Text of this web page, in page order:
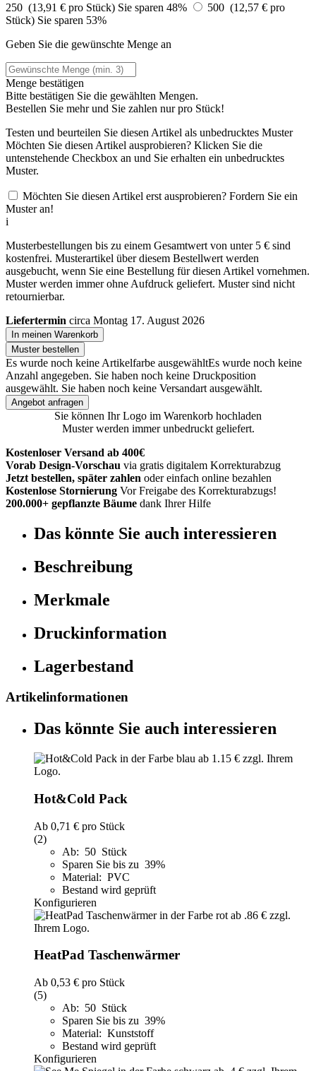
250 (13,91 € pro Stück) Sie sparen 48%
500 (12,57 € pro
Stück) Sie sparen 53%
Geben Sie die gewünschte Menge an
Menge bestätigen
Bitte bestätigen Sie die gewählten Mengen.
Bestellen Sie mehr und Sie zahlen nurpro Stück!
Testen und beurteilen Sie diesen Artikel als unbedrucktes Muster
Möchten Sie diesen Artikel ausprobieren? Klicken Sie die
untenstehende Checkbox an und Sie erhalten ein unbedrucktes
Muster.
Möchten Sie diesen Artikel erst ausprobieren? Fordern Sie ein
Muster an!
i
Musterbestellungen bis zu einem Gesamtwert von unter 5 € sind
kostenfrei. Musterartikel über diesem Bestellwert werden
ausgebucht, wenn Sie eine Bestellung für diesen Artikel vornehmen.
Muster werden immer ohne Aufdruck geliefert. Muster sind nicht
retournierbar.
Liefertermin circa Montag 17. August 2026
In meinen Warenkorb
Muster bestellen
Es wurde noch keine Artikelfarbe ausgewähltEs wurde noch keine
Anzahl angegeben. Sie haben noch keine Druckposition
ausgewählt. Sie haben noch keine Versandart ausgewählt.
Angebot anfragen
Sie können Ihr Logo im Warenkorb hochladen
Muster werden immer unbedruckt geliefert.
Kostenloser Versand ab 400€
Vorab Design-Vorschau via gratis digitalem Korrekturabzug
Jetzt bestellen, später zahlen oder einfach online bezahlen
Kostenlose Stornierung Vor Freigabe des Korrekturabzugs!
200.000+ gepflanzte Bäume dank Ihrer Hilfe
Das könnte Sie auch interessieren
Beschreibung
Merkmale
Druckinformation
Lagerbestand
Artikelinformationen
Das könnte Sie auch interessieren
Hot&Cold Pack
Ab 0,71 € pro Stück
(2)
Ab: 50 Stück
Sparen Sie bis zu 39%
Material: PVC
Bestand wird geprüft
Konfigurieren
HeatPad Taschenwärmer
Ab 0,53 € pro Stück
(5)
Ab: 50 Stück
Sparen Sie bis zu 39%
Material: Kunststoff
Bestand wird geprüft
Konfigurieren